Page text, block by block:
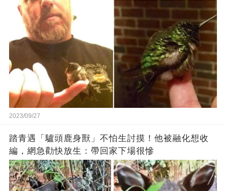
2023/09/27
踏青遇「驢頭鹿身獸」不怕生討摸！他被融化想收
編，網急勸快放生：帶回家下場很慘